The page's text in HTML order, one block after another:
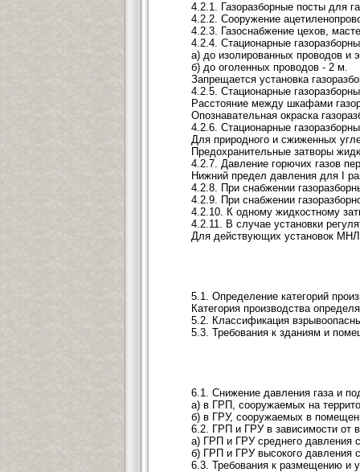
4.2.1. Газоразборные посты для
4.2.2. Сооружение
4.2.3. Газоснабжение цехов,
4.2.4. Стационарные
а) до изолированных проводов и
б) до оголенных проводов - 2 м.
Запрещается установка
4.2.5. Стационарные
Расстояние между шкафами
Опознавательная окраска
4.2.6. Стационарные
Для природного и сжиженных
Предохранительные затворы
4.2.7. Давление горючих газов
Нижний предел давления для I
4.2.8. При снабжении
4.2.9. При снабжении
4.2.10. К одному жидкостному
4.2.11. В случае установки
Для действующих установок
5.1. Определение категорий
Категория производства
5.2. Классификация
5.3. Требования к зданиям и
6.1. Снижение давления газа и
а) в ГРП, сооружаемых на
б) в ГРУ, сооружаемых в
6.2. ГРП и ГРУ в зависимости от
а) ГРП и ГРУ среднего давления
б) ГРП и ГРУ высокого давления
6.3. Требования к размещению и